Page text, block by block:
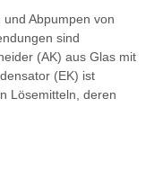
Abpumpen von
sind
(AK) aus Glas mit
(EK) ist
Lösemitteln, deren